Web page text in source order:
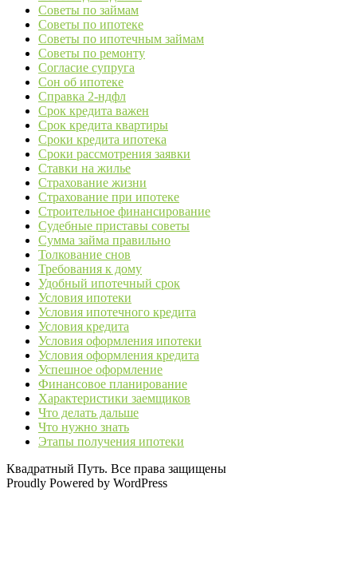
Советы по займам
Советы по ипотеке
Советы по ипотечным займам
Советы по ремонту
Согласие супруга
Сон об ипотеке
Справка 2-ндфл
Срок кредита важен
Срок кредита квартиры
Сроки кредита ипотека
Сроки рассмотрения заявки
Ставки на жилье
Страхование жизни
Страхование при ипотеке
Строительное финансирование
Судебные приставы советы
Сумма займа правильно
Толкование снов
Требования к дому
Удобный ипотечный срок
Условия ипотеки
Условия ипотечного кредита
Условия кредита
Условия оформления ипотеки
Условия оформления кредита
Успешное оформление
Финансовое планирование
Характеристики заемщиков
Что делать дальше
Что нужно знать
Этапы получения ипотеки
Квадратный Путь. Все права защищены
Proudly Powered by WordPress